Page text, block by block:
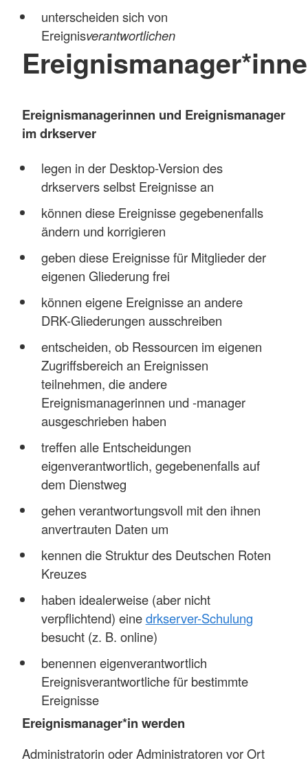
unterscheiden sich von
Ereignisverantwortlichen
Ereignismanagerinnen und Ereignismanager
im drkserver
legen in der Desktop-Version des
drkservers selbst Ereignisse an
können diese Ereignisse gegebenenfalls
ändern und korrigieren
geben diese Ereignisse für Mitglieder der
eigenen Gliederung frei
können eigene Ereignisse an andere
DRK-Gliederungen ausschreiben
entscheiden, ob Ressourcen im eigenen
Zugriffsbereich an Ereignissen
teilnehmen, die andere
Ereignismanagerinnen und -manager
ausgeschrieben haben
treffen alle Entscheidungen
eigenverantwortlich, gegebenenfalls auf
dem Dienstweg
gehen verantwortungsvoll mit den ihnen
anvertrauten Daten um
kennen die Struktur des Deutschen Roten
Kreuzes
haben idealerweise (aber nicht
verpflichtend) einedrkserver-Schulung
besucht (z. B. online)
benennen eigenverantwortlich
Ereignisverantwortliche für bestimmte
Ereignisse
Ereignismanager*in werden
Administratorin oder Administratoren vor Ort